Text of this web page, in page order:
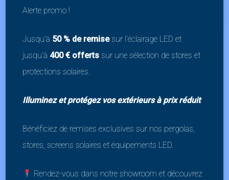
Installationprofessionnelle
enBelgique
Notre équipe d’experts intervient partout en
manuel. Nous vous garantissons un service de
qualité, de la prise de mesure à la pose.
Alerte promo !
Jusqu’à 50 % de remisesur l’éclairage LED et
jusqu’à 400 € offerts sur une sélection de stores et
protections solaires.
Illuminez et protégez vos extérieurs à prix réduit
Bénéficiez de remises exclusives sur nos pergolas,
stores, screens solaires et équipements LED.
Rendez-vous dans notre showroom et découvrez